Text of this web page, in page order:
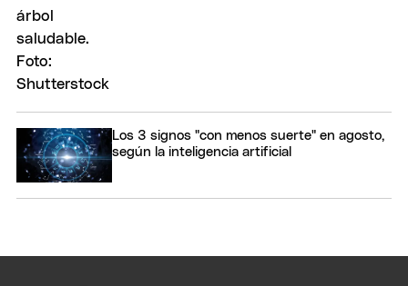
Los 3 signos "con menos suerte" en agosto,
según la inteligencia artificial